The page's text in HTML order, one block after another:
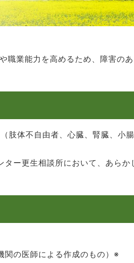
職業能力を高めるため、障害の
肢体不自由者、心臓、腎臓、小腸
ー更生相談所において、あら
関の医師による作成のもの）※